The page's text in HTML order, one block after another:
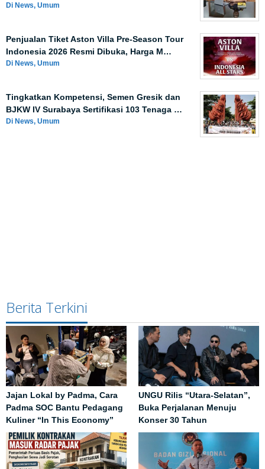
Di News, Umum
Penjualan Tiket Aston Villa Pre-Season Tour
Indonesia 2026 Resmi Dibuka, Harga M…
Di News, Umum
Tingkatkan Kompetensi, Semen Gresik dan
BJKW IV Surabaya Sertifikasi 103 Tenaga …
Di News, Umum
Berita Terkini
Jajan Lokal by Padma, Cara
Padma SOC Bantu Pedagang
Kuliner “In This Economy”
UNGU Rilis “Utara-Selatan”,
Buka Perjalanan Menuju
Konser 30 Tahun